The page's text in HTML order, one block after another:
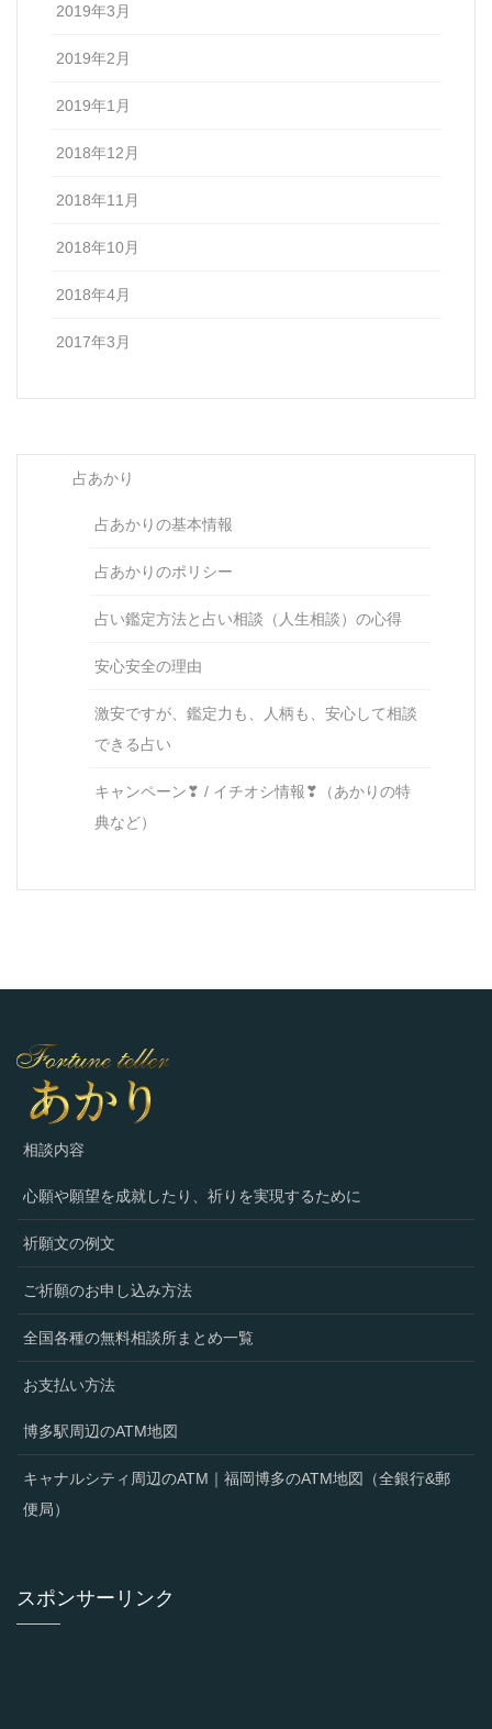
2019年3月
2019年2月
2019年1月
2018年12月
2018年11月
2018年10月
2018年4月
2017年3月
占あかり
占あかりの基本情報
占あかりのポリシー
占い鑑定方法と占い相談（人生相談）の心得
安心安全の理由
激安ですが、鑑定力も、人柄も、安心して相談
できる占い
キャンペーン❣ / イチオシ情報❣（あかりの特
典など）
相談内容
心願や願望を成就したり、祈りを実現するために
祈願文の例文
ご祈願のお申し込み方法
全国各種の無料相談所まとめ一覧
お支払い方法
博多駅周辺のATM地図
キャナルシティ周辺のATM｜福岡博多のATM地図（全銀行&郵
便局）
スポンサーリンク